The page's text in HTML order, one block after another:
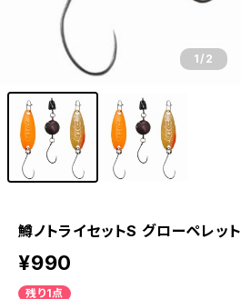
1/2
鱒ノトライセットS グローペレット
¥990
残り1点